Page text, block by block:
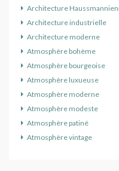
Architecture
Architecture industrielle
Architecture moderne
Atmosphère bohème
Atmosphère bourgeoise
Atmosphère luxueuse
Atmosphère moderne
Atmosphère modeste
Atmosphère patiné
Atmosphère vintage